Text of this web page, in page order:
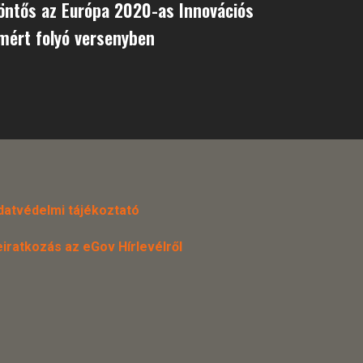
az Európa 2020-as Innovációs
folyó versenyben
tájékoztató
az eGov Hírlevélről